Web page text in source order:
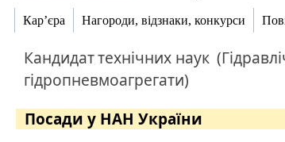
Кар’єра Нагороди, відзнаки, конкурси
Кандидаттехнічних наук
гідропневмоагрегати)
Посади у НАН України